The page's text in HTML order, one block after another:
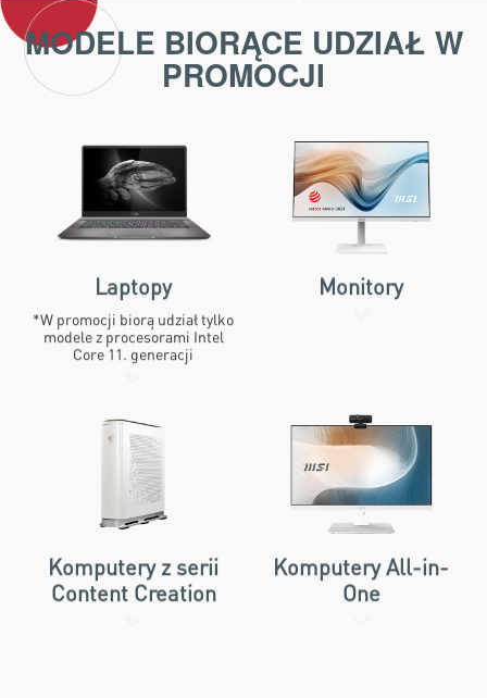
MODELE BIORĄCE UDZIAŁ W
PROMOCJI
Laptopy
*W promocji biorą udział tylko
modele z procesorami Intel
Core 11. generacji
Monitory
Komputery z serii
Content Creation
Komputery All-in-
One